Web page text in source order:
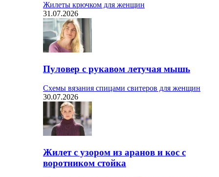
Жилеты крючком для женщин
31.07.2026
Пуловер с рукавом летучая мышь
Схемы вязания спицами свитеров для женщин
30.07.2026
Жилет с узором из аранов и кос с
воротником стойка